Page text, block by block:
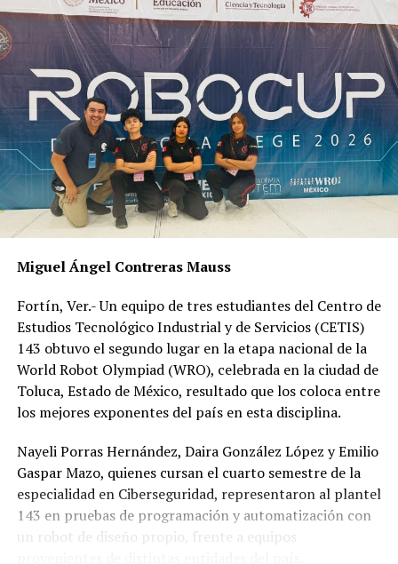
A ello se suman las importaciones de más de un millón
de sacos que son traídos de Centroamérica; el cambio
climático; la disminución de la producción de Huatusco
por el cambio climático cuando era emblemático en la
producción.
RELATED TOPICS:
DESPUÉS
Bajo proceso supuestos asesinos de alcaldesa
ANTES
Abandonan armas y pavo junto a narcomensaje
Miguel Ángel Contreras Mauss
Fortín, Ver.- Un equipo de tres estudiantes del Centro de
Estudios Tecnológico Industrial y de Servicios (CETIS)
143 obtuvo el segundo lugar en la etapa nacional de la
World Robot Olympiad (WRO), celebrada en la ciudad de
Toluca, Estado de México, resultado que los coloca entre
los mejores exponentes del país en esta disciplina.
Nayeli Porras Hernández, Daira González López y Emilio
Gaspar Mazo, quienes cursan el cuarto semestre de la
especialidad en Ciberseguridad, representaron al plantel
143 en pruebas de programación y automatización con
un robot de diseño propio, frente a equipos